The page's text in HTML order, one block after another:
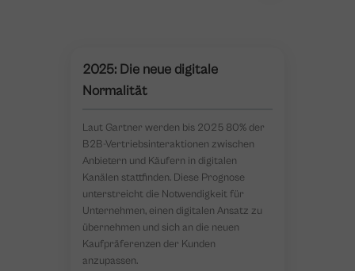
2025: Die neue digitale
Normalität
Laut Gartner werden bis 2025 80% der
B2B-Vertriebsinteraktionen zwischen
Anbietern und Käufern in digitalen
Kanälen stattfinden. Diese Prognose
unterstreicht die Notwendigkeit für
Unternehmen, einen digitalen Ansatz zu
übernehmen und sich an die neuen
Kaufpräferenzen der Kunden
anzupassen.